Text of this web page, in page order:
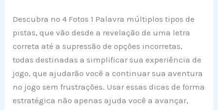
Descubra no 4 Fotos 1 Palavra múltiplos tipos de
pistas, que vão desde a revelação de uma letra
correta até a supressão de opções incorretas,
todas destinadas a simplificar sua experiência de
jogo, que ajudarão você a continuar sua aventura
no jogo sem frustrações. Usar essas dicas de forma
estratégica não apenas ajuda você a avançar,